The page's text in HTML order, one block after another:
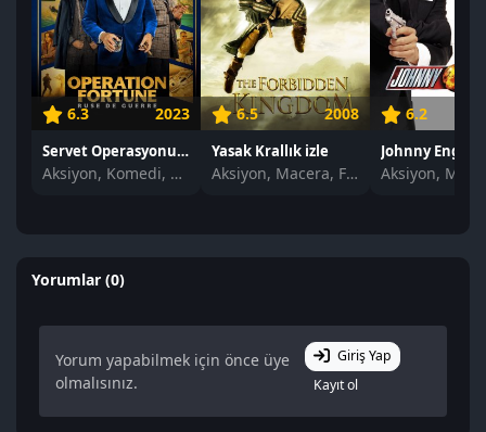
6.3 2023
Servet Operasyonu izle
Aksiyon, Komedi, Gerilim
6.5 2008
Yasak Krallık izle
Aksiyon, Macera, Fantastik
6.2
Johnny
Yorumlar (0)
Yorum yapabilmek için önce üye
olmalısınız.
Giriş Yap
Kayıt ol